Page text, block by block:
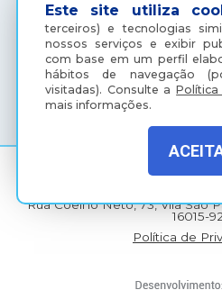
Este site utiliza
terceiros) e tecnologias
nossos serviços e exibir
com base em um perfil
hábitos de navegação
visitadas). Consulte a
mais informações.
(18)
Rua Coelho Neto, 73, Vila São
16015-
Política de